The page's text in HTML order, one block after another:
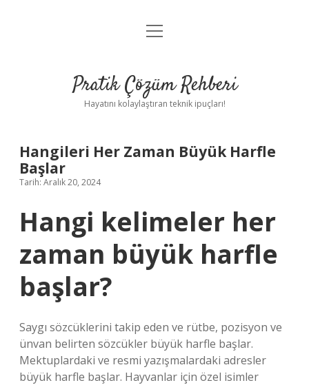
Anasayfa
Yasal Uyarı
menüyü
Pratik Çözüm Rehberi
Hayatını kolaylaştıran teknik ipuçları!
Hangileri Her Zaman Büyük Harfle
Başlar
Tarih: Aralık 20, 2024
Hangi kelimeler her
zaman büyük harfle
başlar?
Saygı sözcüklerini takip eden ve rütbe, pozisyon ve
ünvan belirten sözcükler büyük harfle başlar.
Mektuplardaki ve resmi yazışmalardaki adresler
büyük harfle başlar. Hayvanlar için özel isimler